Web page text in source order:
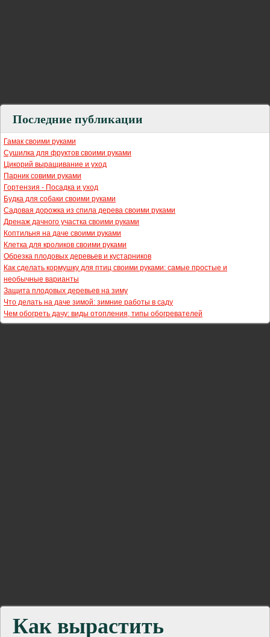
Последние публикации
Гамак своими руками
Сушилка для фруктов своими руками
Цикорий выращивание и уход
Парник совими руками
Гортензия - Посадка и уход
Будка для собаки своими руками
Садовая дорожка из спила дерева своими руками
Дренаж дачного участка своими руками
Коптильня на даче своими руками
Клетка для кроликов своими руками
Обрезка плодовых деревьев и кустарников
Как сделать кормушку для птиц своими руками: самые простые и
необычные варианты
Защита плодовых деревьев на зиму
Что делать на даче зимой: зимние работы в саду
Чем обогреть дачу: виды отопления, типы обогревателей
Как вырастить